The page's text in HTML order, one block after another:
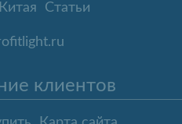
Статьи
клиентов